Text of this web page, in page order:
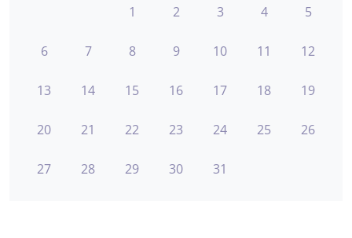
1 2 3 4 5
6 7 8 9 10 11 12
13 14 15 16 17 18 19
20 21 22 23 24 25 26
27 28 29 30 31